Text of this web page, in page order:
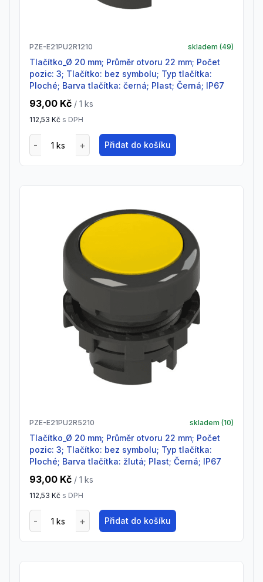
PZE-E21PU2R1210 skladem (49)
Tlačítko_Ø 20 mm; Průměr otvoru 22 mm; Počet
pozic: 3; Tlačítko: bez symbolu; Typ tlačítka:
Ploché; Barva tlačítka: černá; Plast; Černá; IP67
93,00 Kč / 1 ks
112,53 Kč s DPH
Přidat do košíku
PZE-E21PU2R5210 skladem (10)
Tlačítko_Ø 20 mm; Průměr otvoru 22 mm; Počet
pozic: 3; Tlačítko: bez symbolu; Typ tlačítka:
Ploché; Barva tlačítka: žlutá; Plast; Černá; IP67
93,00 Kč / 1 ks
112,53 Kč s DPH
Přidat do košíku